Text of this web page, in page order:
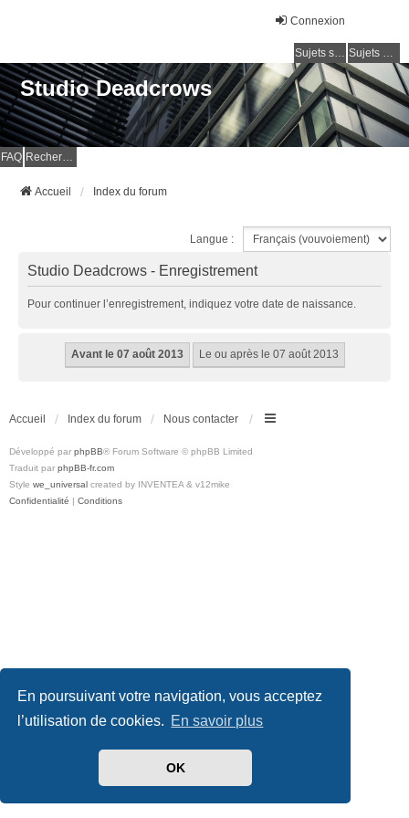
En poursuivant votre navigation, vous acceptez
l’utilisation de cookies. En savoir plus
OK
Connexion
Sujets sans réponse Sujets actifs
Studio Deadcrows
FAQ Rechercher
Accueil Index du forum
Langue :
Studio Deadcrows - Enregistrement
Pour continuer l’enregistrement, indiquez votre date de naissance.
Accueil Index du forum Nous contacter
Développé par phpBB® Forum Software © phpBB Limited
Traduit par phpBB-fr.com
Style we_universal created by INVENTEA & v12mike
Confidentialité | Conditions